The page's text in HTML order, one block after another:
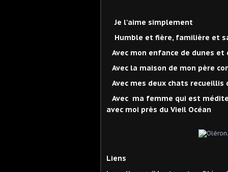
Je l'aime simplement
Humble et fière, familière et
Avec mon enfance de dunes
Avec la maison de mon père
Avec mes deux chats
Avec ma femme qui est
avec moi près du Vieil Océan
Liens